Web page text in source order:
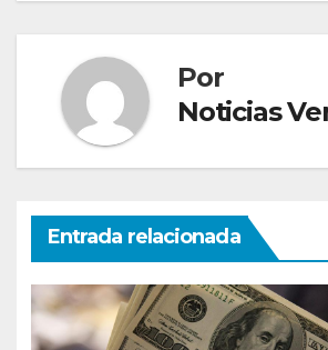
Por
Noticias
Entrada relacionada